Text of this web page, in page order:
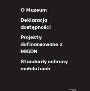
O Muzeum
Deklaracja
dostępności
Projekty
dofinansowane z
MKiDN
Standardy ochrony
małoletnich